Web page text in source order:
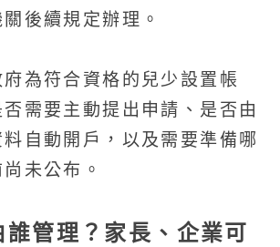
後續規定辦理。
為符合資格的兒少設置帳
需要主動提出申請、是否由
自動開戶，以及需要準備哪
未公布。
誰管理？家長、企業可